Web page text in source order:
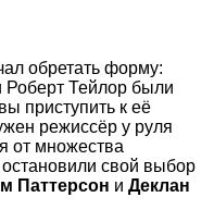
обретать форму:
Роберт Тейлор были
приступить к её
режиссёр у руля
от множества
свой выбор
Паттерсон и Деклан